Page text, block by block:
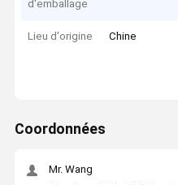
d'emballage
Lieu d'origine Chine
Coordonnées
Mr. Wang